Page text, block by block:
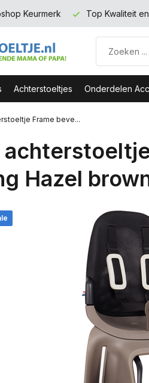
Keurmerk Top Kwaliteit
Achterstoeltjes Onderdelen
Frame beve...
Hazel